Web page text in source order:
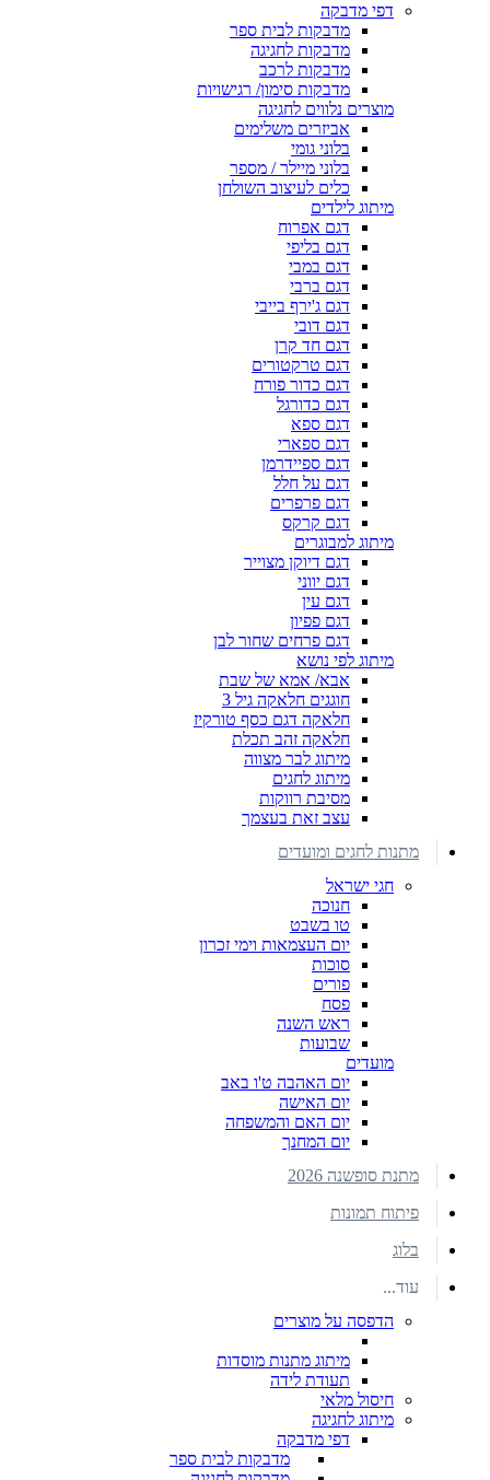
דפי מדבקה
מדבקות לבית ספר
מדבקות לחגיגה
מדבקות לרכב
מדבקות סימון/ רגישויות
מוצרים נלווים לחגיגה
אביזרים משלימים
בלוני גומי
בלוני מיילר / מספר
כלים לעיצוב השולחן
מיתוג לילדים
דגם אפרוח
דגם בליפי
דגם במבי
דגם ברבי
דגם ג'ירף בייבי
דגם דובי
דגם חד קרן
דגם טרקטורים
דגם כדור פורח
דגם כדורגל
דגם ספא
דגם ספארי
דגם ספיידרמן
דגם על חלל
דגם פרפרים
דגם קרקס
מיתוג למבוגרים
דגם דיוקן מצוייר
דגם יווני
דגם עין
דגם פפיון
דגם פרחים שחור לבן
מיתוג לפי נושא
אבא/ אמא של שבת
חוגגים חלאקה גיל 3
חלאקה דגם כסף טורקיז
חלאקה זהב תכלת
מיתוג לבר מצווה
מיתוג לחגים
מסיבת רווקות
עצב זאת בעצמך
מתנות לחגים ומועדים
חגי ישראל
חנוכה
טו בשבט
יום העצמאות וימי זכרון
סוכות
פורים
פסח
ראש השנה
שבועות
מועדים
יום האהבה ט'ו באב
יום האישה
יום האם והמשפחה
יום המחנך
מתנת סופשנה 2026
פיתוח תמונות
בלוג
עוד...
הדפסה על מוצרים
מיתוג מתנות מוסדות
תעודת לידה
חיסול מלאי
מיתוג לחגיגה
דפי מדבקה
מדבקות לבית ספר